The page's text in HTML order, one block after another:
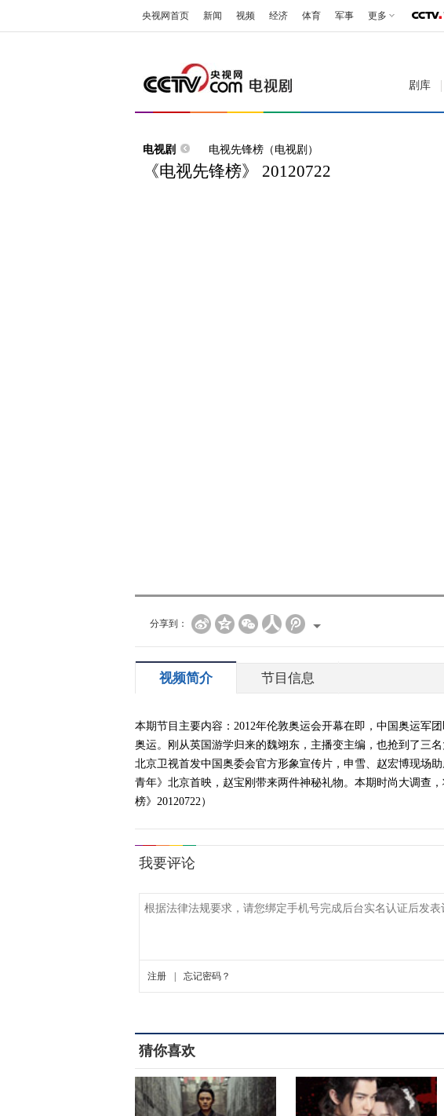
央视网首页 新闻 视频 经济 体育 军事 更多
剧库
电视剧 电视先锋榜（电视剧）
《电视先锋榜》 20120722
分享到：
视频简介 节目信息
本期节目主要内容：2012年伦敦奥运会开幕在即，中国奥运军
奥运。刚从英国游学归来的魏翊东，主播变主编，也抢到了三
北京卫视首发中国奥委会官方形象宣传片，申雪、赵宏博现场
青年》北京首映，赵宝刚带来两件神秘礼物。本期时尚大调查
榜》20120722）
猜你喜欢